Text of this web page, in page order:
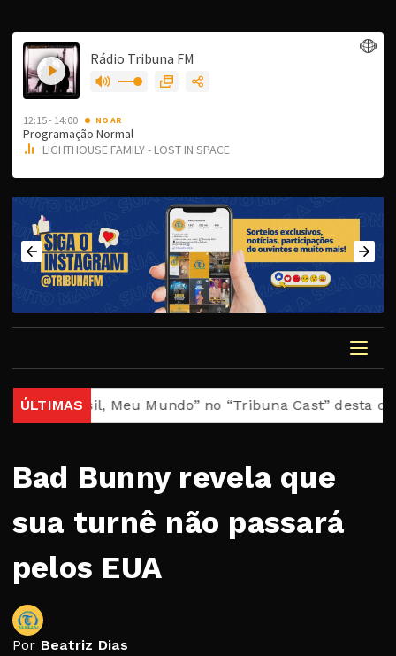
ÚLTIMAS
Meu Mundo” no “Tribuna Cast” desta quarta
Bad Bunny revela que
sua turnê não passará
pelos EUA
Por Beatriz Dias